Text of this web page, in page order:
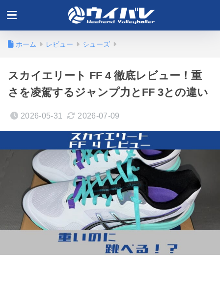
ホーム レビュー シューズ
スカイエリート FF 4 徹底レビュー！重
さを凌駕するジャンプ力とFF 3との違い
2026-05-31 2026-07-09